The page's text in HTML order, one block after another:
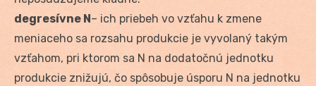
degresívne N– ich priebeh vo vzťahu k zmene
meniaceho sa rozsahu produkcie je vyvolaný takým
vzťahom, pri ktorom sa N na dodatočnú jednotku
produkcie znižujú, čo spôsobuje úsporu N na jednotku